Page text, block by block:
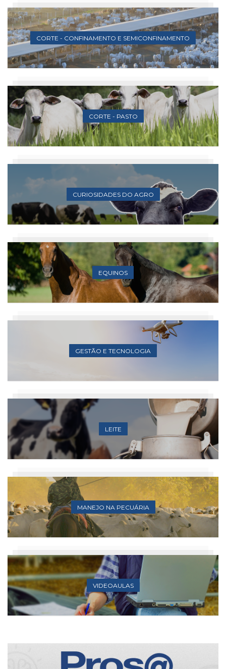
CORTE - CONFINAMENTO E SEMICONFINAMENTO
CORTE - PASTO
CURIOSIDADES DO AGRO
EQUINOS
GESTÃO E TECNOLOGIA
LEITE
MANEJO NA PECUÁRIA
VIDEOAULAS